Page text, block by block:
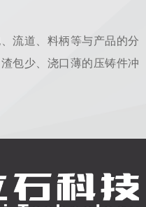
流道、料柄等与产品的分
包少、浇口薄的压铸件冲